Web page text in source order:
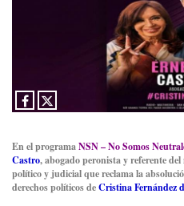
En el programaNSN – No Somos
Castro, abogado peronista y referente
político y judicial que reclama la
derechos políticos deCristina Fernández